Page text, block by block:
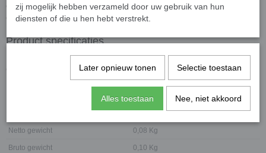
delen. Indien de delen veel groter zijn dan is het gewoon te zwaar
en onpraktisch om op een verticaal oppervlak te bevestigen.
Product specificaties
Materiaal: geweven glasvezelgaas
Gewicht: 75 gram / vierkante meter
Netto gewicht 0,08 Kg
Bruto gewicht 0,10 Kg
zij mogelijk hebben verzameld door uw gebruik van hun
diensten of die u hen hebt verstrekt.
Later opnieuw tonen Selectie toestaan
Alles toestaan Nee, niet akkoord